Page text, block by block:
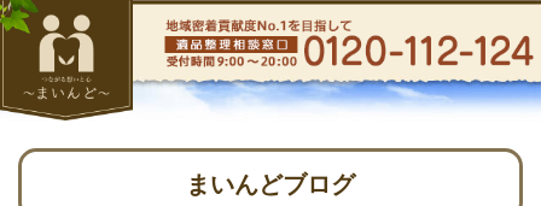
まいんどブログ